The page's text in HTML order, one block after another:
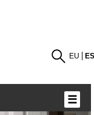
EU
☰